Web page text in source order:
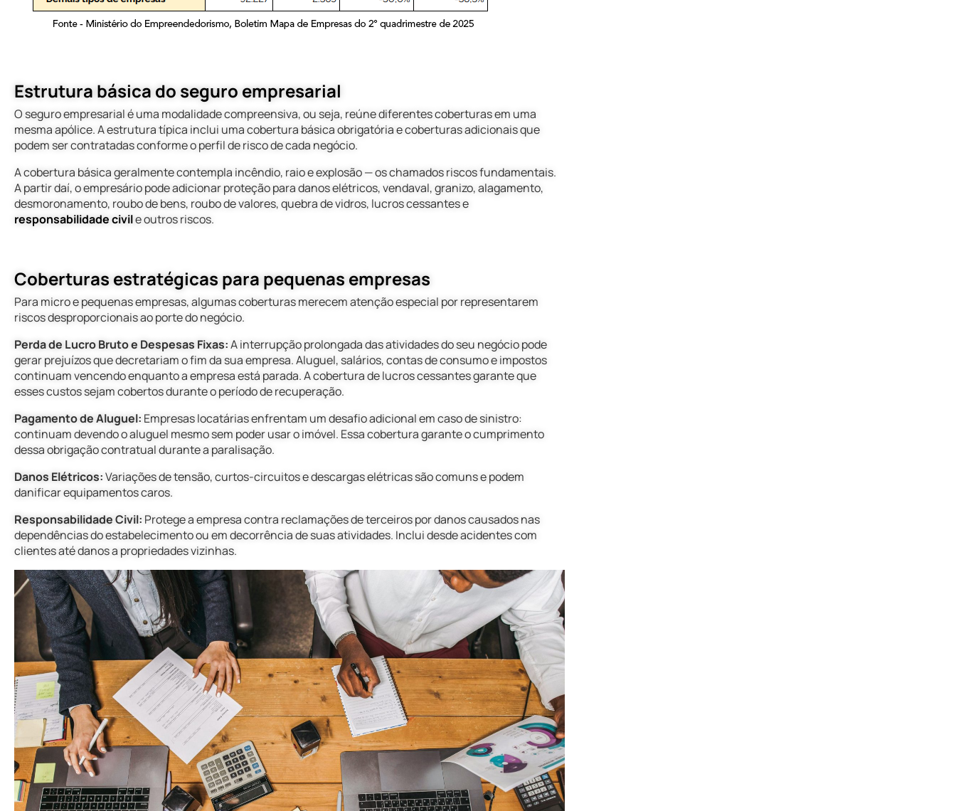
estrutura básica do seguro empresarial
O seguro empresarial é uma modalidade compreensiva, ou seja, reúne diferentes coberturas em uma
mesma apólice. A estrutura típica inclui uma cobertura básica obrigatória e coberturas adicionais que
podem ser contratadas conforme o perfil de risco de cada negócio.
A cobertura básica geralmente contempla incêndio, raio e explosão — os chamados riscos fundamentais.
A partir daí, o empresário pode adicionar proteção para danos elétricos, vendaval, granizo, alagamento,
desmoronamento, roubo de bens, roubo de valores, quebra de vidros, lucros cessantes e
responsabilidade civile outros riscos.
coberturas estratégicas para pequenas empresas
Para micro e pequenas empresas, algumas coberturas merecem atenção especial por representarem
riscos desproporcionais ao porte do negócio.
Perda de Lucro Bruto e Despesas Fixas:A interrupção prolongada das atividades do seu negócio pode
gerar prejuízos que decretariam o fim da sua empresa. Aluguel, salários, contas de consumo e impostos
continuam vencendo enquanto a empresa está parada. A cobertura de lucros cessantes garante que
esses custos sejam cobertos durante o período de recuperação.
Pagamento de Aluguel: Empresas locatárias enfrentam um desafio adicional em caso de sinistro:
continuam devendo o aluguel mesmo sem poder usar o imóvel. Essa cobertura garante o cumprimento
dessa obrigação contratual durante a paralisação.
Danos Elétricos:Variações de tensão, curtos-circuitos e descargas elétricas são comuns e podem
danificar equipamentos caros.
Responsabilidade Civil: Protege a empresa contra reclamações de terceiros por danos causados nas
dependências do estabelecimento ou em decorrência de suas atividades. Inclui desde acidentes com
clientes até danos a propriedades vizinhas.